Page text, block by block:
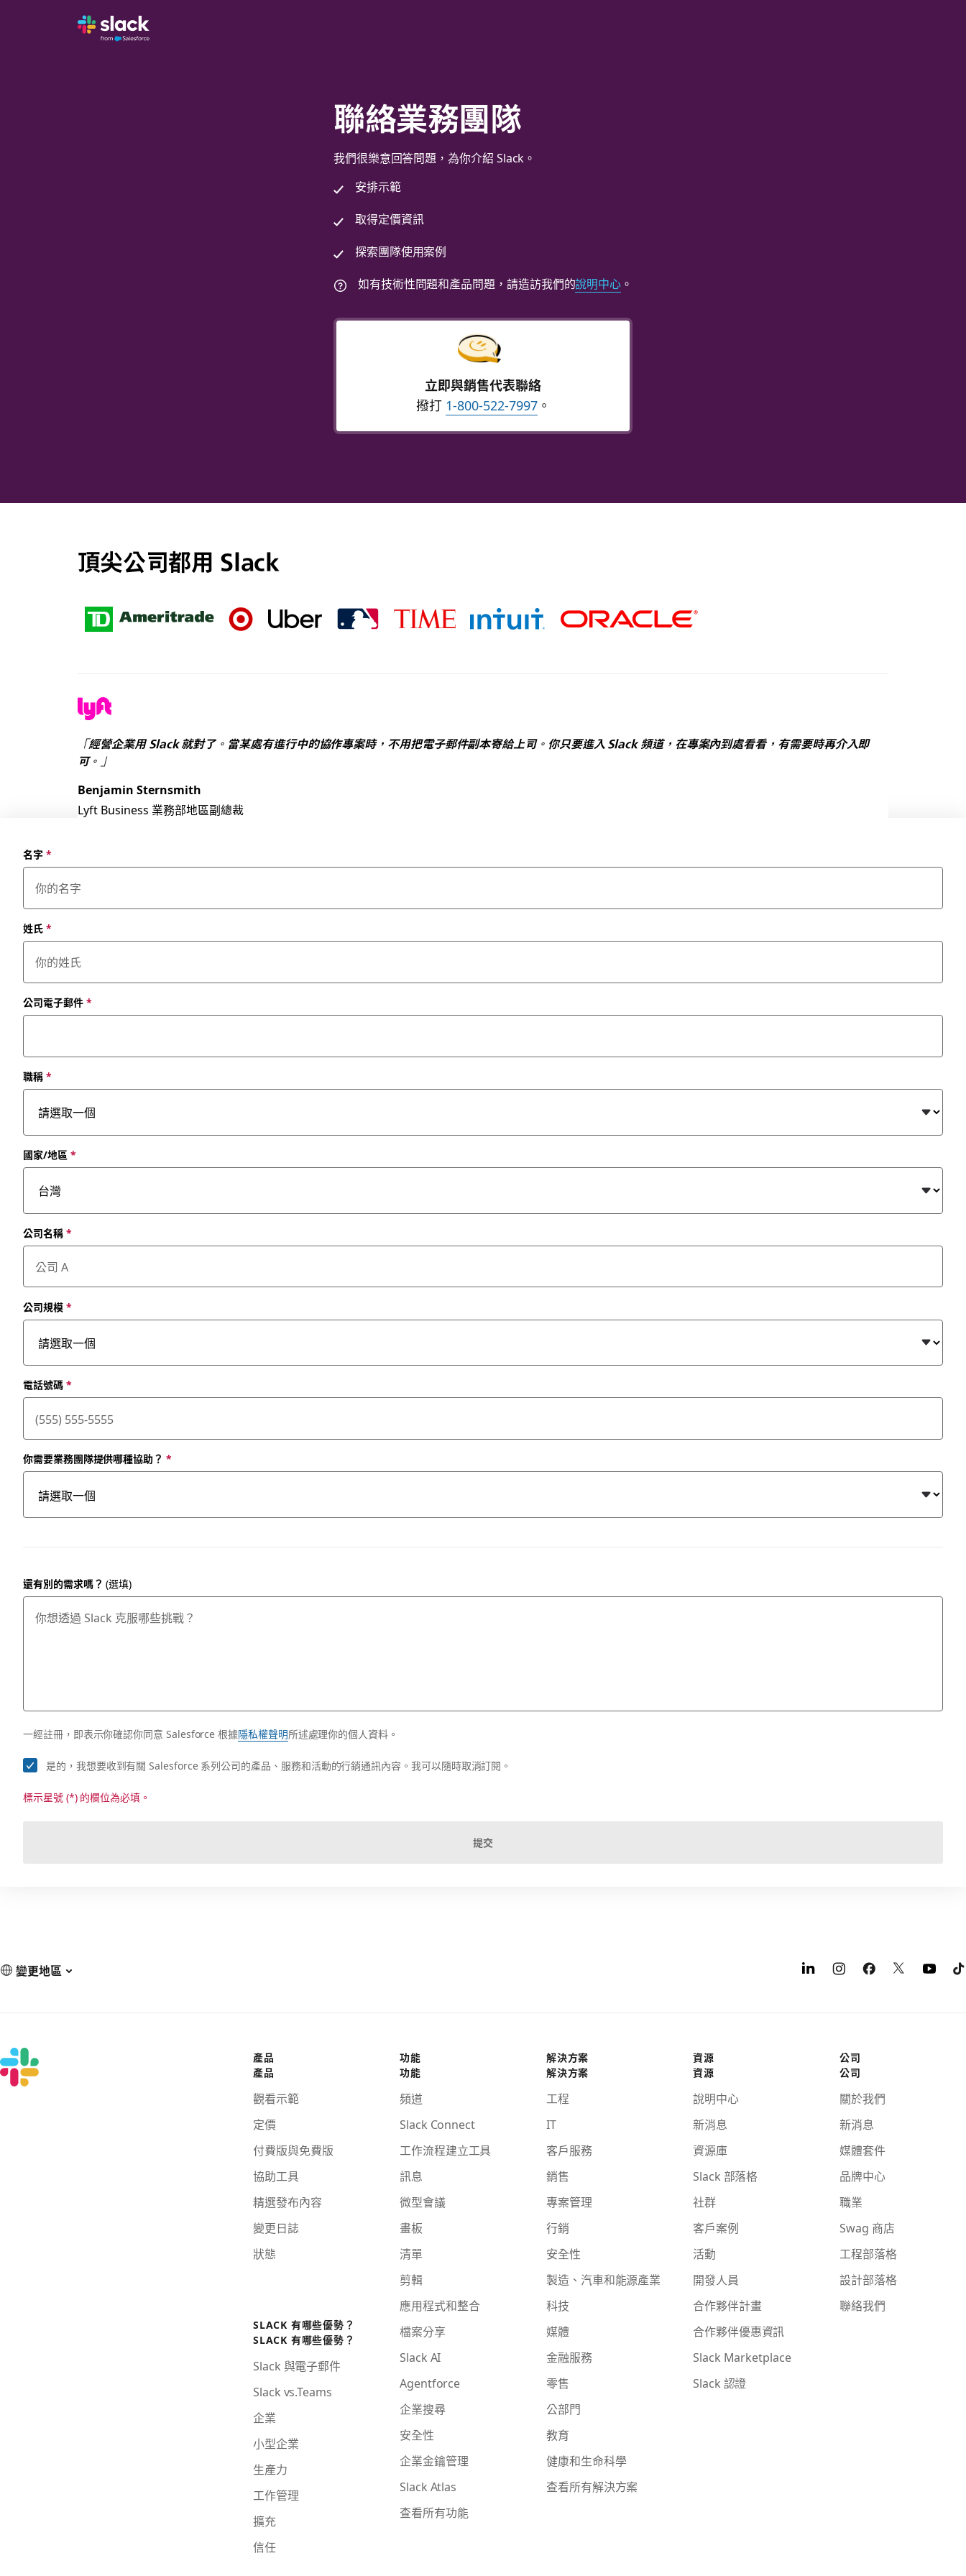
聯絡業務團隊
我們很樂意回答問題，為你介紹 Slack。
安排示範
取得定價資訊
探索團隊使用案例
如有技術性問題和產品問題，請造訪我們的說明中心 。
立即與銷售代表聯絡
撥打 1-800-522-7997。
頂尖公司都用 Slack
「經營企業用 Slack 就對了。當某處有進行中的協作專案時，不用把電子郵件副本寄給上司。你只要進入 Slack 頻道，在專案內到處看看，有需要時再介入即
可。」
Benjamin Sternsmith
Lyft Business 業務部地區副總裁
名字*
姓氏*
公司電子郵件*
職稱*
國家/地區 *
公司名稱*
公司規模*
電話號碼*
你需要業務團隊提供哪種協助？ *
還有別的需求嗎？ (選填)
一經註冊，即表示你確認你同意 Salesforce 根據隱私權聲明所述處理你的個人資料。
是的，我想要收到有關 Salesforce 系列公司的產品、服務和活動的行銷通訊內容。我可以隨時取消訂閱。
標示星號 (*) 的欄位為必填。
提交
變更地區
產品
產品
觀看示範
定價
付費版與免費版
協助工具
精選發布內容
變更日誌
狀態
SLACK 有哪些優勢？
SLACK 有哪些優勢？
Slack 與電子郵件
Slack vs.Teams
企業
小型企業
生產力
工作管理
擴充
信任
功能
功能
頻道
Slack Connect
工作流程建立工具
訊息
微型會議
畫板
清單
剪輯
應用程式和整合
檔案分享
Slack AI
Agentforce
企業搜尋
安全性
企業金鑰管理
Slack Atlas
查看所有功能
解決方案
解決方案
工程
IT
客戶服務
銷售
專案管理
行銷
安全性
製造、汽車和能源產業
科技
媒體
金融服務
零售
公部門
教育
健康和生命科學
查看所有解決方案
資源
資源
說明中心
新消息
資源庫
Slack 部落格
社群
客戶案例
活動
開發人員
合作夥伴計畫
合作夥伴優惠資訊
Slack Marketplace
Slack 認證
公司
公司
關於我們
新消息
媒體套件
品牌中心
職業
Swag 商店
工程部落格
設計部落格
聯絡我們